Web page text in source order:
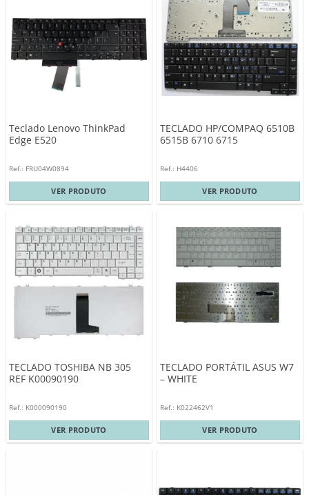
Teclado Lenovo ThinkPad
Edge E520
Ref.: FRU04W0894
VER PRODUTO
TECLADO HP/COMPAQ 6510B
6515B 6710 6715
Ref.: H4406
VER PRODUTO
TECLADO TOSHIBA NB 305
REF K00090190
Ref.: K000090190
VER PRODUTO
TECLADO PORTÁTIL ASUS W7
– WHITE
Ref.: K022462V1
VER PRODUTO